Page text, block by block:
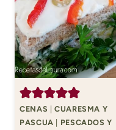
CENAS |CUARESMA Y
PASCUA
PESCADOS Y